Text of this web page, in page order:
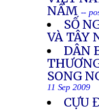
NẤM --
SỐ
VÀ TÂY
DÂN
SONG
11 Sep 2009
CỰU